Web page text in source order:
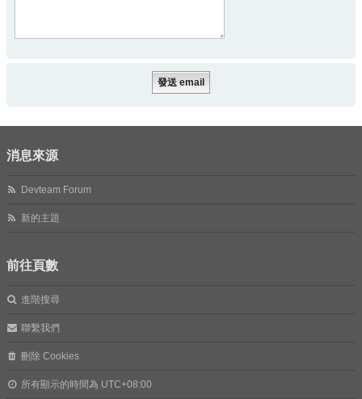
消息來源
Devteam Forum
新的主題
前往頁數
進階搜尋
聯繫我們
刪除 Cookies
所有顯示的時間為 UTC+08:00